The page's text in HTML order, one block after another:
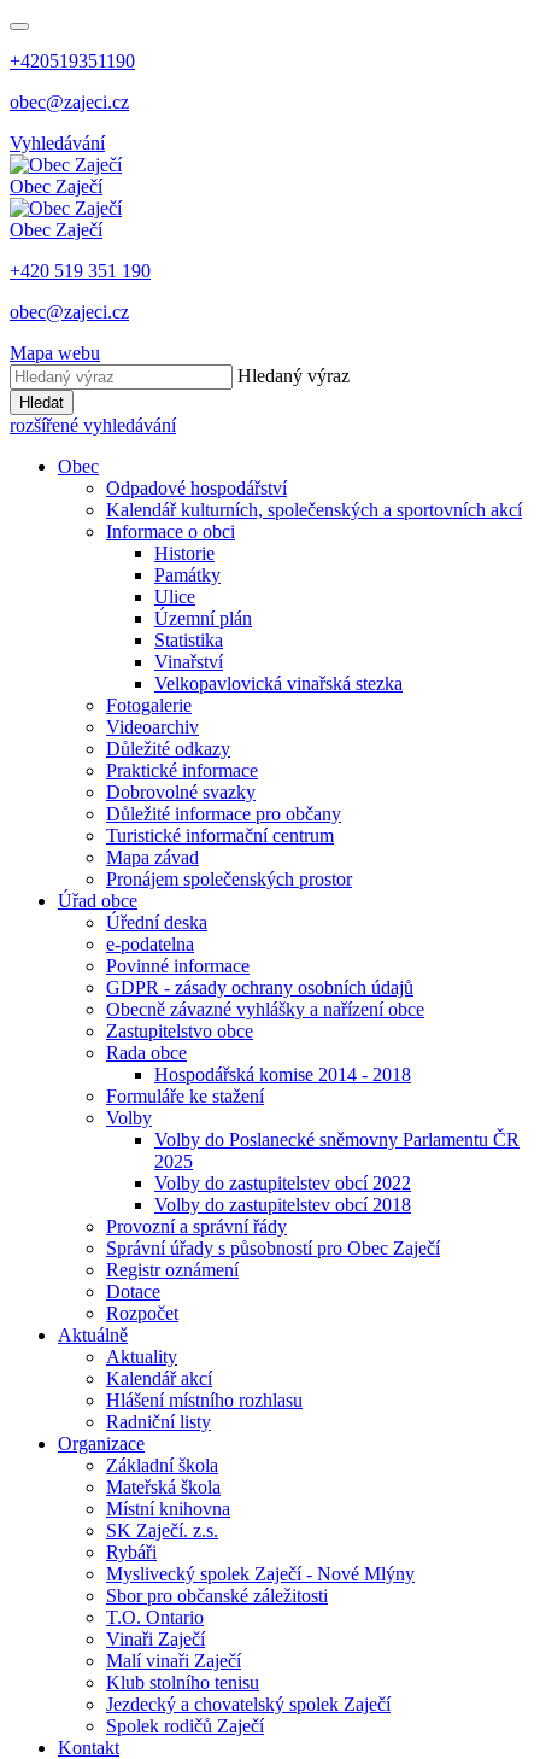
+420519351190
obec@zajeci.cz
Vyhledávání
Obec Zaječí
Obec Zaječí
+420 519 351 190
obec@zajeci.cz
Mapa webu
Hledaný výraz
Hledat
rozšířené vyhledávání
Obec
Odpadové hospodářství
Kalendář kulturních, společenských a sportovních akcí
Informace o obci
Historie
Památky
Ulice
Územní plán
Statistika
Vinařství
Velkopavlovická vinařská stezka
Fotogalerie
Videoarchiv
Důležité odkazy
Praktické informace
Dobrovolné svazky
Důležité informace pro občany
Turistické informační centrum
Mapa závad
Pronájem společenských prostor
Úřad obce
Úřední deska
e-podatelna
Povinné informace
GDPR - zásady ochrany osobních údajů
Obecně závazné vyhlášky a nařízení obce
Zastupitelstvo obce
Rada obce
Hospodářská komise 2014 - 2018
Formuláře ke stažení
Volby
Volby do Poslanecké sněmovny Parlamentu ČR
2025
Volby do zastupitelstev obcí 2022
Volby do zastupitelstev obcí 2018
Provozní a správní řády
Správní úřady s působností pro Obec Zaječí
Registr oznámení
Dotace
Rozpočet
Aktuálně
Aktuality
Kalendář akcí
Hlášení místního rozhlasu
Radniční listy
Organizace
Základní škola
Mateřská škola
Místní knihovna
SK Zaječí. z.s.
Rybáři
Myslivecký spolek Zaječí - Nové Mlýny
Sbor pro občanské záležitosti
T.O. Ontario
Vinaři Zaječí
Malí vinaři Zaječí
Klub stolního tenisu
Jezdecký a chovatelský spolek Zaječí
Spolek rodičů Zaječí
Kontakt